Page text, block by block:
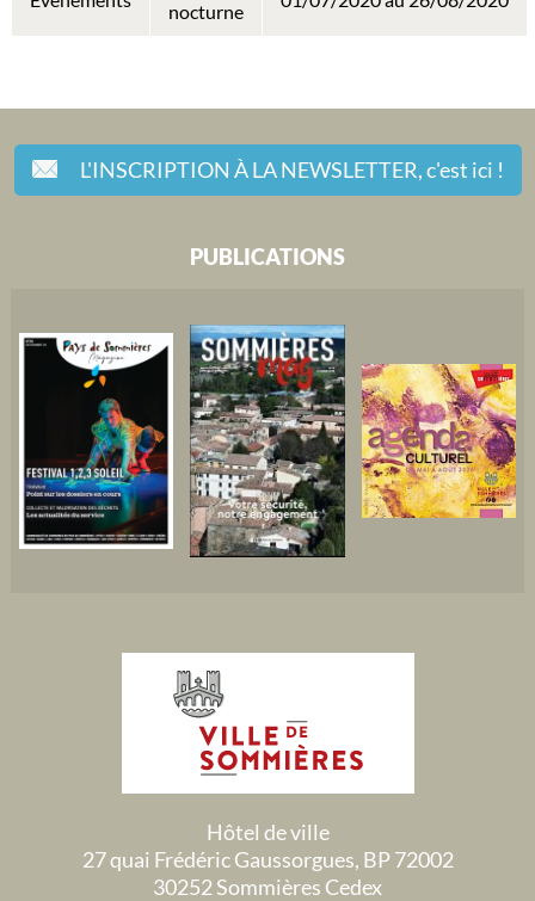
nocturne
L'INSCRIPTION À LA NEWSLETTER,c'est ici !
PUBLICATIONS
Hôtel de ville
27 quai Frédéric Gaussorgues, BP 72002
30252 Sommières Cedex